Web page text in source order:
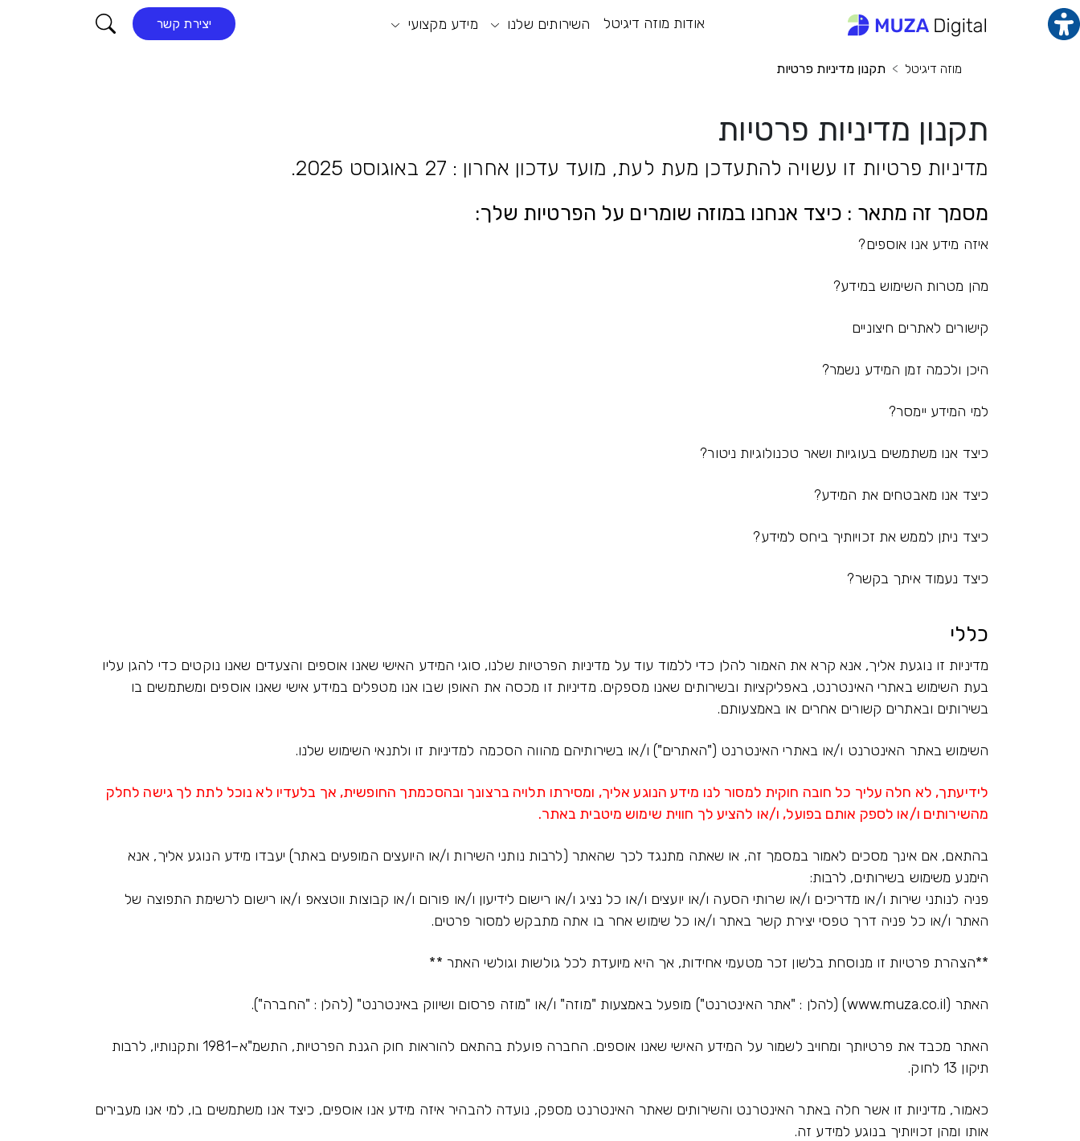
אודות מוזה דיגיטל השירותים שלנו מידע מקצועי יצירת קשר
מוזה דיגיטל תקנון מדיניות פרטיות
תקנון מדיניות פרטיות
מדיניות פרטיות זו עשויה להתעדכן מעת לעת, מועד עדכון אחרון : 27 באוגוסט 2025.
מסמך זה מתאר : כיצד אנחנו במוזה שומרים על הפרטיות שלך:
איזה מידע אנו אוספים?
מהן מטרות השימוש במידע?
קישורים לאתרים חיצוניים
היכן ולכמה זמן המידע נשמר?
למי המידע יימסר?
כיצד אנו משתמשים בעוגיות ושאר טכנולוגיות ניטור?
כיצד אנו מאבטחים את המידע?
כיצד ניתן לממש את זכויותיך ביחס למידע?
כיצד נעמוד איתך בקשר?
כללי
מדיניות זו נוגעת אליך, אנא קרא את האמור להלן כדי ללמוד עוד על מדיניות הפרטיות שלנו, סוגי המידע האישי שאנו אוספים והצעדים שאנו נוקטים כדי להגן עליו
בעת השימוש באתרי האינטרנט, באפליקציות ובשירותים שאנו מספקים. מדיניות זו מכסה את האופן שבו אנו מטפלים במידע אישי שאנו אוספים ומשתמשים בו
בשירותים ובאתרים קשורים אחרים או באמצעותם.
השימוש באתר האינטרנט ו/או באתרי האינטרנט ("האתרים") ו/או בשירותיהם מהווה הסכמה למדיניות זו ולתנאי השימוש שלנו.
לידיעתך, לא חלה עליך כל חובה חוקית למסור לנו מידע הנוגע אליך, ומסירתו תלויה ברצונך ובהסכמתך החופשית, אך בלעדיו לא נוכל לתת לך גישה לחלק
מהשירותים ו/או לספק אותם בפועל, ו/או להציע לך חווית שימוש מיטבית באתר.
בהתאם, אם אינך מסכים לאמור במסמך זה, או שאתה מתנגד לכך שהאתר (לרבות נותני השירות ו/או היועצים המופעים באתר) יעבדו מידע הנוגע אליך, אנא
הימנע משימוש בשירותים, לרבות:
פניה לנותני שירות ו/או מדריכים ו/או שרותי הסעה ו/או יועצים ו/או כל נציג ו/או רישום לידיעון ו/או פורום ו/או קבוצות ווטצאפ ו/או רישום לרשימת התפוצה של
האתר ו/או כל פניה דרך טפסי יצירת קשר באתר ו/או כל שימוש אחר בו אתה מתבקש למסור פרטים.
**הצהרת פרטיות זו מנוסחת בלשון זכר מטעמי אחידות, אך היא מיועדת לכל גולשות וגולשי האתר **
האתר (www.muza.co.il) (להלן : "אתר האינטרנט") מופעל באמצעות "מוזה" ו/או "מוזה פרסום ושיווק באינטרנט" (להלן : "החברה").
האתר מכבד את פרטיותך ומחויב לשמור על המידע האישי שאנו אוספים. החברה פועלת בהתאם להוראות חוק הגנת הפרטיות, התשמ"א–1981 ותקנותיו, לרבות
תיקון 13 לחוק.
כאמור, מדיניות זו אשר חלה באתר האינטרנט והשירותים שאתר האינטרנט מספק, נועדה להבהיר איזה מידע אנו אוספים, כיצד אנו משתמשים בו, למי אנו מעבירים
אותו ומהן זכויותיך בנוגע למידע זה.
תוכן מרכזי מנוע חיפוש תפריט ראשי תפריט נגישות קורא התוכן